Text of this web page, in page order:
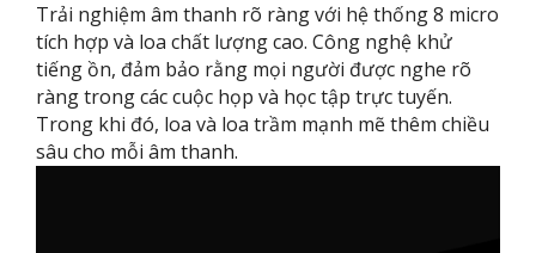
Trải nghiệm âm thanh rõ ràng với hệ thống 8 micro
tích hợp và loa chất lượng cao. Công nghệ khử
tiếng ồn, đảm bảo rằng mọi người được nghe rõ
ràng trong các cuộc họp và học tập trực tuyến.
Trong khi đó, loa và loa trầm mạnh mẽ thêm chiều
sâu cho mỗi âm thanh.